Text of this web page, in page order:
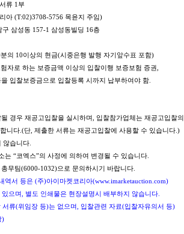
류 1부
아 (T:02)3708-5756 목윤지 주임)
동 157-1 삼성동빌딩 16층
의 10이상의 현금(시중은행 발행 자기앞수표 포함)
하는 보증금액 이상의 입찰이행 보증보험 증권,
보증금으로 입찰등록 시까지 납부하여야 함.
경우 재공고입찰을 실시하며, 입찰참가업체는 재공고입찰의
다.(단, 제출한 서류는 재공고입찰에 사용할 수 있습니다.)
습니다.
“코엑스”의 사정에 의하여 변경될 수 있습니다.
무팀(6000-1032)으로 문의하시기 바랍니다.
역서 등은 (주)아이마켓코리아(www.imarketauction.com)
며, 별도 인쇄물은 현장설명시 배부하지 않습니다.
류(위임장 등)는 없으며, 입찰관련 자료(입찰자유의서 등)
)